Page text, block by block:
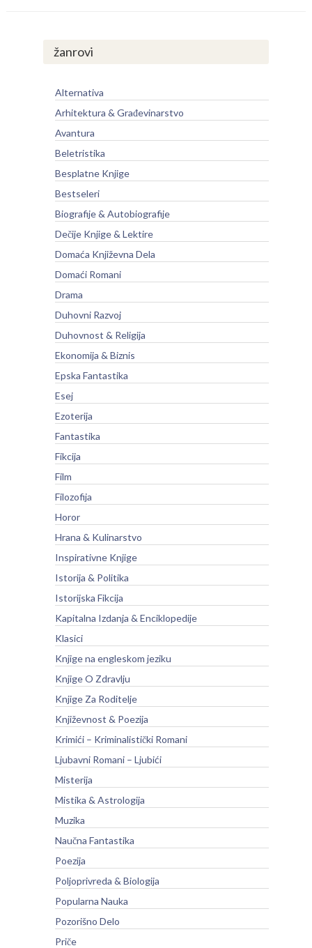
žanrovi
Alternativa
Arhitektura & Građevinarstvo
Avantura
Beletristika
Besplatne Knjige
Bestseleri
Biografije & Autobiografije
Dečije Knjige & Lektire
Domaća Književna Dela
Domaći Romani
Drama
Duhovni Razvoj
Duhovnost & Religija
Ekonomija & Biznis
Epska Fantastika
Esej
Ezoterija
Fantastika
Fikcija
Film
Filozofija
Horor
Hrana & Kulinarstvo
Inspirativne Knjige
Istorija & Politika
Istorijska Fikcija
Kapitalna Izdanja & Enciklopedije
Klasici
Knjige na engleskom jeziku
Knjige O Zdravlju
Knjige Za Roditelje
Književnost & Poezija
Krimići – Kriminalistički Romani
Ljubavni Romani – Ljubići
Misterija
Mistika & Astrologija
Muzika
Naučna Fantastika
Poezija
Poljoprivreda & Biologija
Popularna Nauka
Pozorišno Delo
Priče